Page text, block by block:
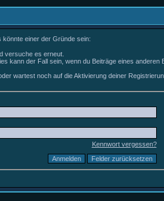
könnte einer der Gründe sein:
versuche es erneut.
kann der Fall sein, wenn du Beiträge eines
wartest noch auf die Aktivierung deiner
Kennwort vergessen?